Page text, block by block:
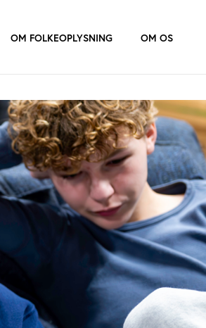
OM FOLKEOPLYSNING OM OS